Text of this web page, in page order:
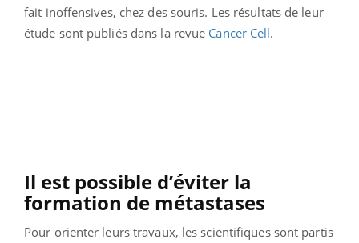
fait inoffensives, chez des souris. Les résultats de leur
étude sont publiés dans la revue Cancer Cell.
Il est possible d’éviter la
formation de métastases
Pour orienter leurs travaux, les scientifiques sont partis